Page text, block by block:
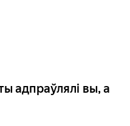
адпраўлялі вы, а